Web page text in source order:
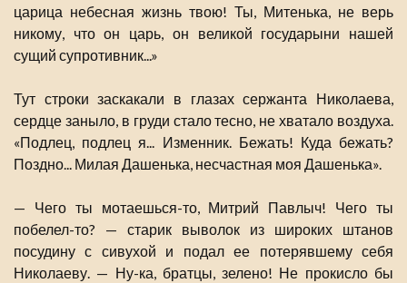
царица небесная жизнь твою! Ты, Митенька, не верь
никому, что он царь, он великой государыни нашей
сущий супротивник...»
Тут строки заскакали в глазах сержанта Николаева,
сердце заныло, в груди стало тесно, не хватало воздуха.
«Подлец, подлец я... Изменник. Бежать! Куда бежать?
Поздно... Милая Дашенька, несчастная моя Дашенька».
— Чего ты мотаешься-то, Митрий Павлыч! Чего ты
побелел-то? — старик выволок из широких штанов
посудину с сивухой и подал ее потерявшему себя
Николаеву. — Ну-ка, братцы, зелено! Не прокисло бы